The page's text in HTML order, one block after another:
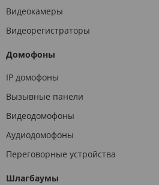
Видеокамеры
Видеорегистраторы
Домофоны
IP домофоны
Вызывные панели
Видеодомофоны
Аудиодомофоны
Переговорные устройства
Шлагбаумы